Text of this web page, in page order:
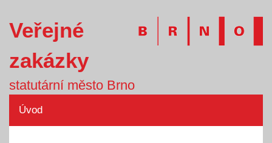
Veřejné
zakázky
statutární město Brno
Úvod